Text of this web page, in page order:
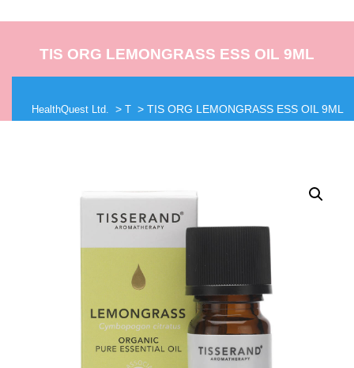
TIS ORG LEMONGRASS ESS OIL 9ML
HealthQuest Ltd. > T > TIS ORG LEMONGRASS ESS OIL 9ML